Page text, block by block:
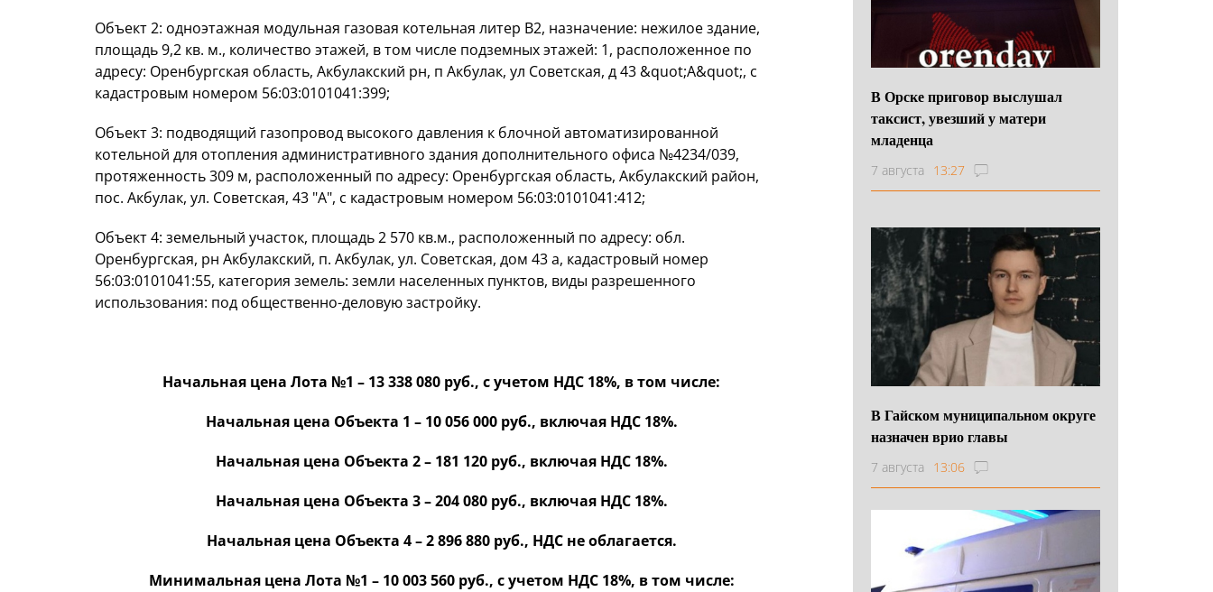
Объект 2: одноэтажная модульная газовая котельная литер В2, назначение: нежилое здание,
площадь 9,2 кв. м., количество этажей, в том числе подземных этажей: 1, расположенное по
адресу: Оренбургская область, Акбулакский рн, п Акбулак, ул Советская, д 43 &quot;А&quot;, с
кадастровым номером 56:03:0101041:399;
Объект 3: подводящий газопровод высокого давления к блочной автоматизированной
котельной для отопления административного здания дополнительного офиса №4234/039,
протяженность 309 м, расположенный по адресу: Оренбургская область, Акбулакский район,
пос. Акбулак, ул. Советская, 43 "А", с кадастровым номером 56:03:0101041:412;
Объект 4: земельный участок, площадь 2 570 кв.м., расположенный по адресу: обл.
Оренбургская, рн Акбулакский, п. Акбулак, ул. Советская, дом 43 а, кадастровый номер
56:03:0101041:55, категория земель: земли населенных пунктов, виды разрешенного
использования: под общественно-деловую застройку.
Начальная цена Лота №1 – 13 338 080 руб., с учетом НДС 18%, в том числе:
Начальная цена Объекта 1 – 10 056 000 руб., включая НДС 18%.
Начальная цена Объекта 2 – 181 120 руб., включая НДС 18%.
Начальная цена Объекта 3 – 204 080 руб., включая НДС 18%.
Начальная цена Объекта 4 – 2 896 880 руб., НДС не облагается.
Минимальная цена Лота №1 – 10 003 560 руб., с учетом НДС 18%, в том числе:
В Орске приговор выслушал
таксист, увезший у матери
младенца
7 августа 13:27
В Гайском муниципальном округе
назначен врио главы
7 августа 13:06